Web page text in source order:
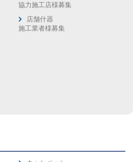
協力施工店様募集
店舗什器
施工業者様募集